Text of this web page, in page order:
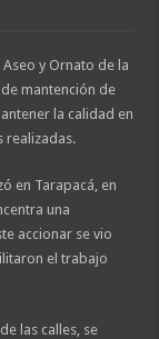
y Ornato de la
mantención de
la calidad en
realizadas.
en Tarapacá, en
una
accionar se vio
el trabajo
las calles, se